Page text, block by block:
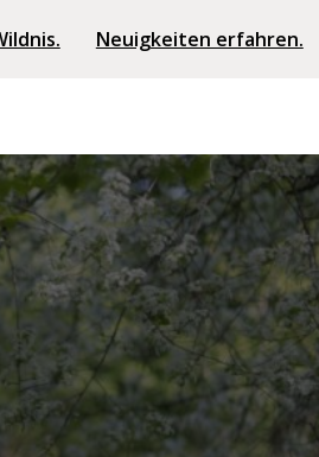
Neuigkeiten erfahren.